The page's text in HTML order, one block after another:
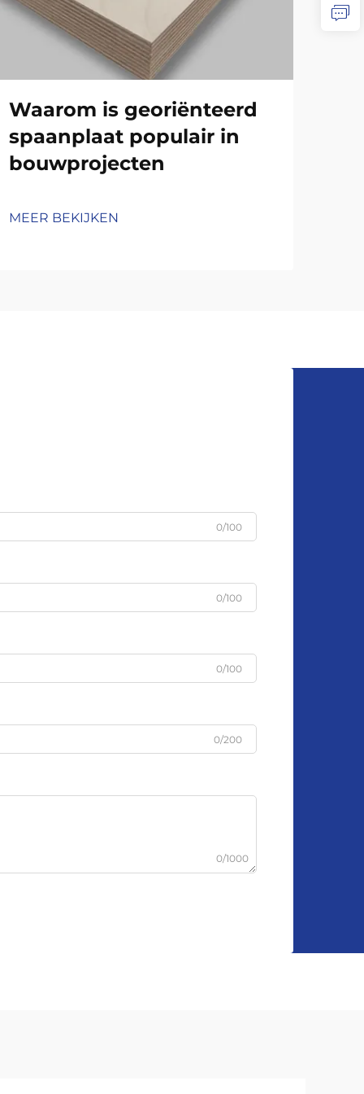
Waarom is georiënteerd
spaanplaat populair in
bouwprojecten
MEER BEKIJKEN
0/100
0/100
0/100
0/200
0/1000